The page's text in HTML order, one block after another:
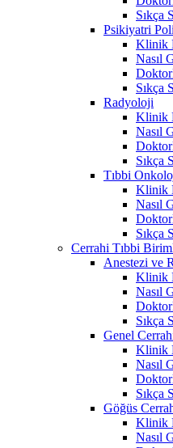
Sıkça
Psikiyatri
Klinik
Nasıl
Sıkça
Radyoloji
Klinik
Nasıl
Sıkça
Tıbbi
Klinik
Nasıl
Sıkça
Cerrahi Tıbbi
Anestezi ve
Klinik
Nasıl
Sıkça
Genel
Klinik
Nasıl
Sıkça
Göğüs
Klinik
Nasıl